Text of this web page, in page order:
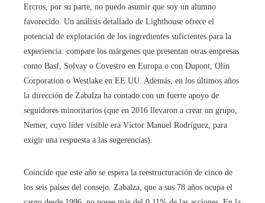
Ercros, por su parte, no puedo asumir que soy un alumno
favorecido. Un análisis detallado de Lighthouse ofrece el
potencial de explotación de los ingredientes suficientes para la
experiencia: compare los márgenes que presentan otras empresas
como Basf, Solvay o Covestro en Europa o con Dupont, Olin
Corporation o Westlake en EE.UU. Además, en los últimos años
la dirección de Zabalza ha contado con un fuerte apoyo de
seguidores minoritarios (que en 2016 llevaron a crear un grupo,
Nemer, cuyo líder visible era Víctor Manuel Rodríguez, para
exigir una respuesta a las sugerencias).
Coincide que este año se espera la reestructuración de cinco de
los seis países del consejo. Zabalza, que a sus 78 años ocupa el